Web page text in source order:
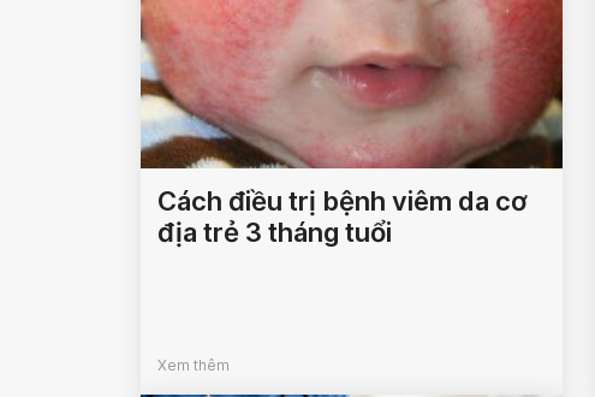
Cách điều trị bệnh viêm da cơ
địa trẻ 3 tháng tuổi
Xem thêm